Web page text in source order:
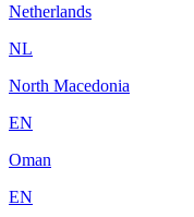
Netherlands
NL
North Macedonia
EN
Oman
EN